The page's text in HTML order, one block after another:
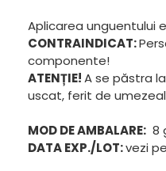
Aplicarea unguentului
CONTRAINDICAT:
componente!
ATENȚIE!A se păstra
uscat, ferit de
MOD DE AMBALARE: 8
DATA EXP./LOT:vezi